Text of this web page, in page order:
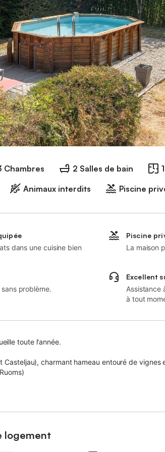
Chambres 2 Salles de bain
Animaux interdits Piscine
dans une cuisine bien
Piscine
La maison
problème.
Excellent
Assistance
à tout
toute l'année.
Casteljau), charmant hameau entouré de
méridionale, à mi-chemin des gorges de
de pays avec piscine privée. Vous
logement